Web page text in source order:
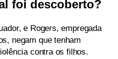
foi descoberto?
e Rogers, empregada
negam que tenham
contra os filhos.